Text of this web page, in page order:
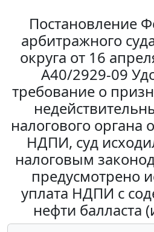
Постановление
арбитражного
округа от 16
А40/2929-09
требование о
налогового органа
НДПИ, суд
налоговым
предусмотрено
уплата НДПИ с
нефти балласта